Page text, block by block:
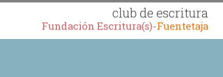
club de escritura
Fundación Escritura(s)-Fuentetaja